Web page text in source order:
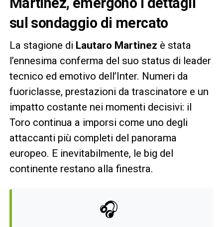
sul sondaggio di mercato
La stagione di Lautaro Martinez è stata
l’ennesima conferma del suo status di leader
tecnico ed emotivo dell’Inter. Numeri da
fuoriclasse, prestazioni da trascinatore e un
impatto costante nei momenti decisivi: il
Toro continua a imporsi come uno degli
attaccanti più completi del panorama
europeo. E inevitabilmente, le big del
continente restano alla finestra.
🎧